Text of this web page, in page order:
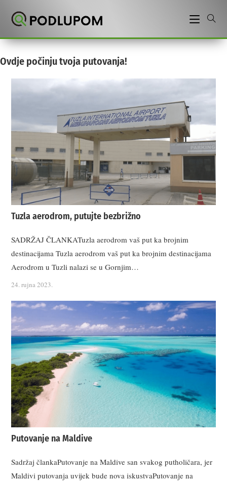
Ovdje počinju tvoja putovanja!
Tuzla aerodrom, putujte bezbrižno
SADRŽAJ ČLANKATuzla aerodrom vaš put ka brojnim
destinacijama Tuzla aerodrom vaš put ka brojnim destinacijama
Aerodrom u Tuzli nalazi se u Gornjim…
24. rujna 2023.
Putovanje na Maldive
Sadržaj člankaPutovanje na Maldive san svakog putholičara, jer
Maldivi putovanja uvijek bude nova iskustvaPutovanje na